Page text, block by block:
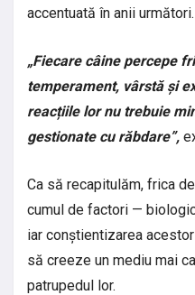
accentuată în anii următori.
„Fiecare câine percepe
temperament, vârstă și
reacțiile lor nu trebuie
gestionate cu răbdare”,
Ca să recapitulăm, frica
cumul de factori —
iar conștientizarea
să creeze un mediu mai
patrupedul lor.